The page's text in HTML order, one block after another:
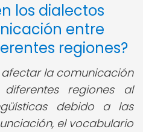
los dialectos
entre
regiones?
la comunicación
regiones al
debido a las
el vocabulario